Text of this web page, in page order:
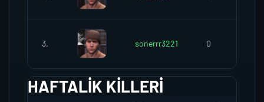
3. sonerrr3221 0
HAFTALIK KILLERI